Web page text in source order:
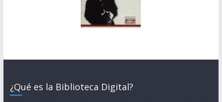
¿Qué es la Biblioteca Digital?